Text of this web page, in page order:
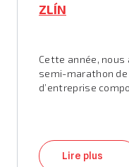
ZLÍN
Cette année,
semi-marathon
d’entreprise
Lire plus